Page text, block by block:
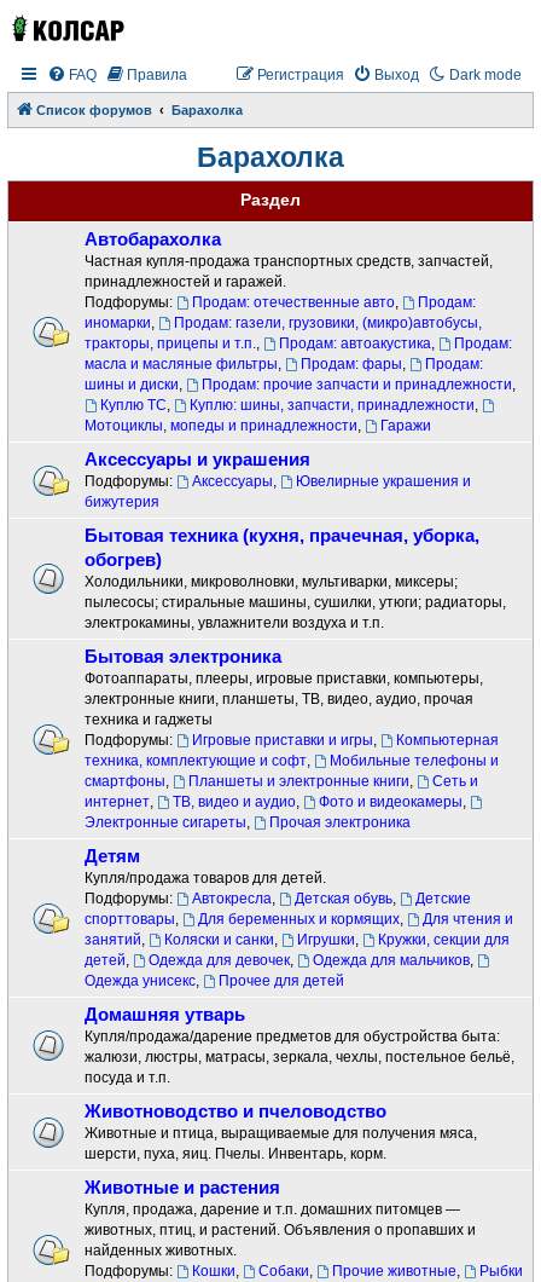
Dark mode
FAQ Правила Выход
Регистрация
Список форумов Барахолка
Барахолка
Раздел
Автобарахолка
Частная купля-продажа транспортных средств, запчастей,
принадлежностей и гаражей.
Подфорумы:
Продам: отечественные авто,
Продам:
иномарки,
Продам: газели, грузовики, (микро)автобусы,
тракторы, прицепы и т.п., Продам: автоакустика,
Продам:
масла и масляные фильтры, Продам: фары,
Продам:
шины и диски, Продам: прочие запчасти и принадлежности,
Куплю ТС, Куплю: шины, запчасти, принадлежности,
Мотоциклы, мопеды и принадлежности, Гаражи
Аксессуары и украшения
Подфорумы: Аксессуары,
Ювелирные украшения и
бижутерия
Бытовая техника (кухня, прачечная, уборка,
обогрев)
Холодильники, микроволновки, мультиварки, миксеры;
пылесосы; стиральные машины, сушилки, утюги; радиаторы,
электрокамины, увлажнители воздуха и т.п.
Бытовая электроника
Фотоаппараты, плееры, игровые приставки, компьютеры,
электронные книги, планшеты, ТВ, видео, аудио, прочая
техника и гаджеты
Подфорумы:
Игровые приставки и игры,
Компьютерная
техника, комплектующие и софт,
Мобильные телефоны и
смартфоны, Планшеты и электронные книги,
Сеть и
интернет, ТВ, видео и аудио, Фото и видеокамеры,
Электронные сигареты, Прочая электроника
Детям
Купля/продажа товаров для детей.
Подфорумы:
Автокресла, Детская обувь,
Детские
спорттовары, Для беременных и кормящих,
Для чтения и
занятий, Коляски и санки, Игрушки,
Кружки, секции для
детей, Одежда для девочек, Одежда для мальчиков,
Одежда унисекс, Прочее для детей
Домашняя утварь
Купля/продажа/дарение предметов для обустройства быта:
жалюзи, люстры, матрасы, зеркала, чехлы, постельное бельё,
посуда и т.п.
Животноводство и пчеловодство
Животные и птица, выращиваемые для получения мяса,
шерсти, пуха, яиц. Пчелы. Инвентарь, корм.
Животные и растения
Купля, продажа, дарение и т.п. домашних питомцев —
животных, птиц, и растений. Объявления о пропавших и
найденных животных.
Подфорумы:
Кошки, Собаки, Прочие животные,
Рыбки